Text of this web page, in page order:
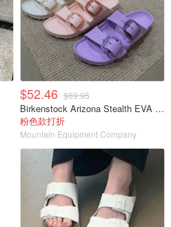
$52.46 $69.95
Birkenstock Arizona Stealth EVA 女士凉鞋
粉色款打折
Mountain Equipment Company